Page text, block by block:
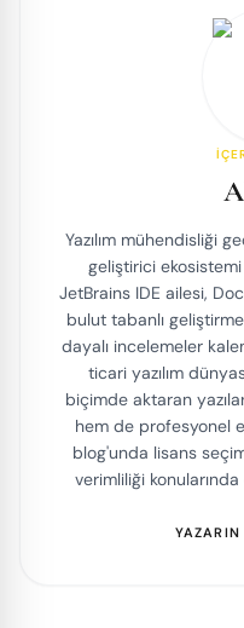
Yazılım mühendisliği
geliştirici
JetBrains IDE ailesi,
bulut tabanlı
dayalı incelemeler
ticari yazılım
biçimde aktaran
hem de profesyonel
blog'unda lisans
verimliliği
YAZARIN